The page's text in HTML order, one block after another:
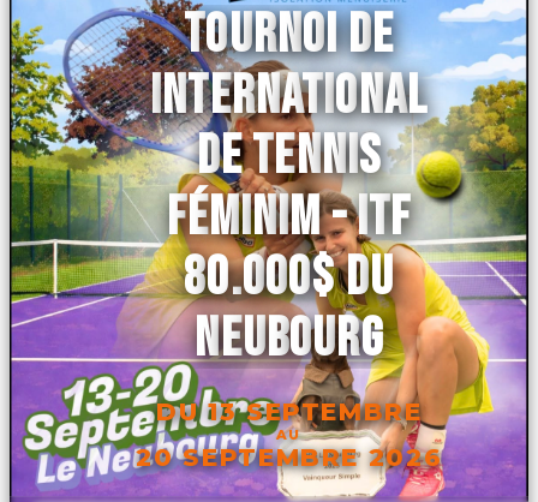
TOURNOI DE
INTERNATIONAL
DE TENNIS
FÉMINIM - ITF
80.000$ DU
NEUBOURG
DU 13 SEPTEMBRE
AU
20 SEPTEMBRE 2026